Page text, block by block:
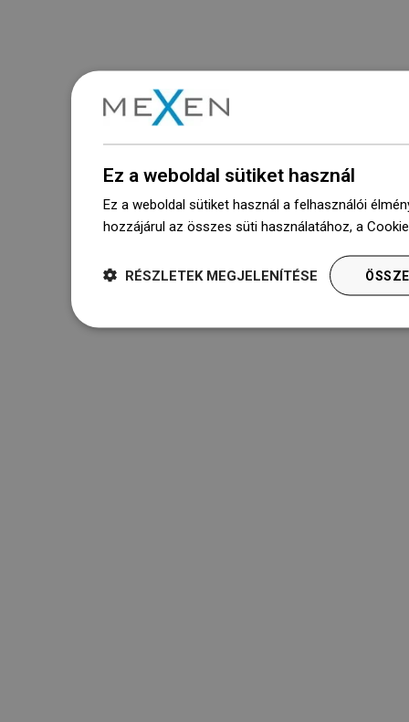
Ez a weboldal sütiket használ
Ez a weboldal sütiket használ a felhasználói
hozzájárul az összes süti használatához, a
RÉSZLETEK MEGJELENÍTÉSE